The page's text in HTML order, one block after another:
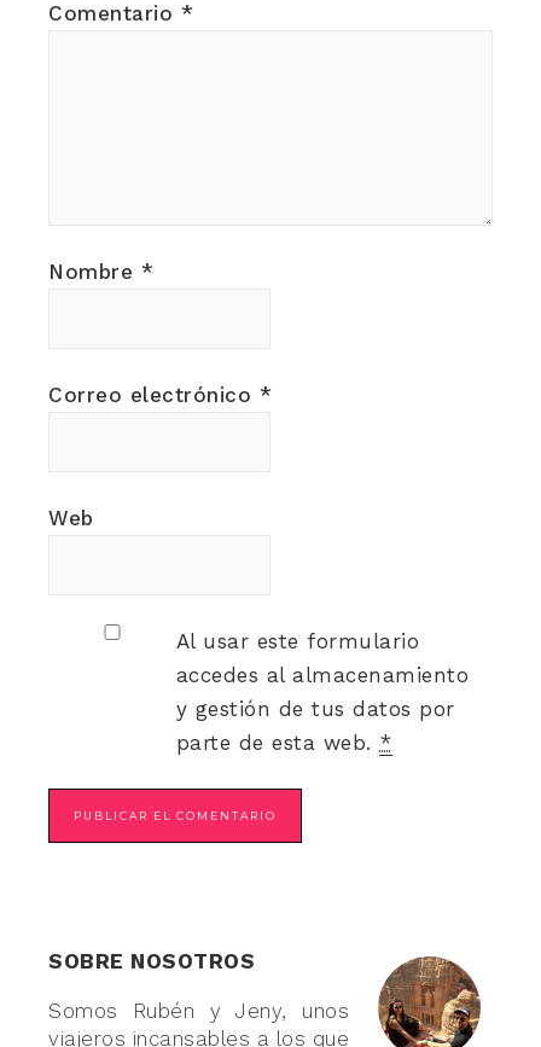
Comentario *
Nombre *
Correo electrónico *
Web
Al usar este formulario
accedes al almacenamiento
y gestión de tus datos por
parte de esta web. *
SOBRE NOSOTROS
Somos Rubén y Jeny, unos
viajeros incansables a los que